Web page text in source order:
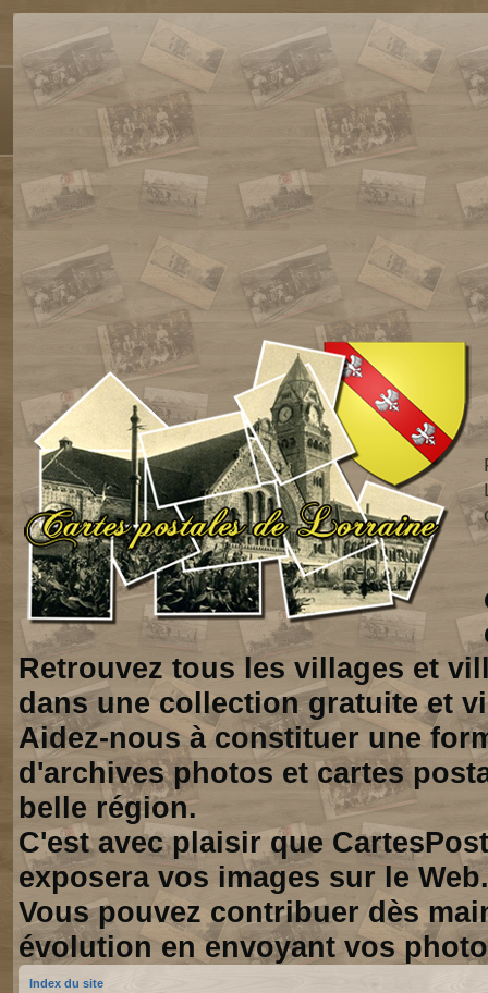
Retrouvez tous les villages et
dans une collection gratuite et
Aidez-nous à constituer une
d'archives photos et cartes
belle région.
C'est avec plaisir que
exposera vos images sur le Web.
Vous pouvez contribuer dès
évolution en envoyant vos
Index du site